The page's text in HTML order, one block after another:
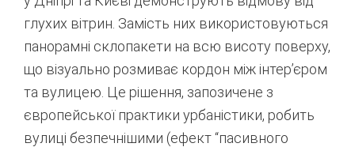
глухих вітрин. Замість них використовуються
панорамні склопакети на всю висоту поверху,
що візуально розмиває кордон між інтер’єром
та вулицею. Це рішення, запозичене з
європейської практики урбаністики, робить
вулиці безпечнішими (ефект “пасивного